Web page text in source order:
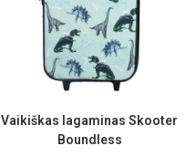
Vaikiškas lagaminas Skooter
Boundless